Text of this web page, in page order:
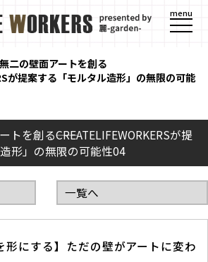
menu
二の壁面アートを創る
が提案する「モルタル造形」の無限の可能
を創る――CREATELIFEWORKERSが提
形」の無限の可能性04
一覧へ
形にする】ただの壁がアートに変わ